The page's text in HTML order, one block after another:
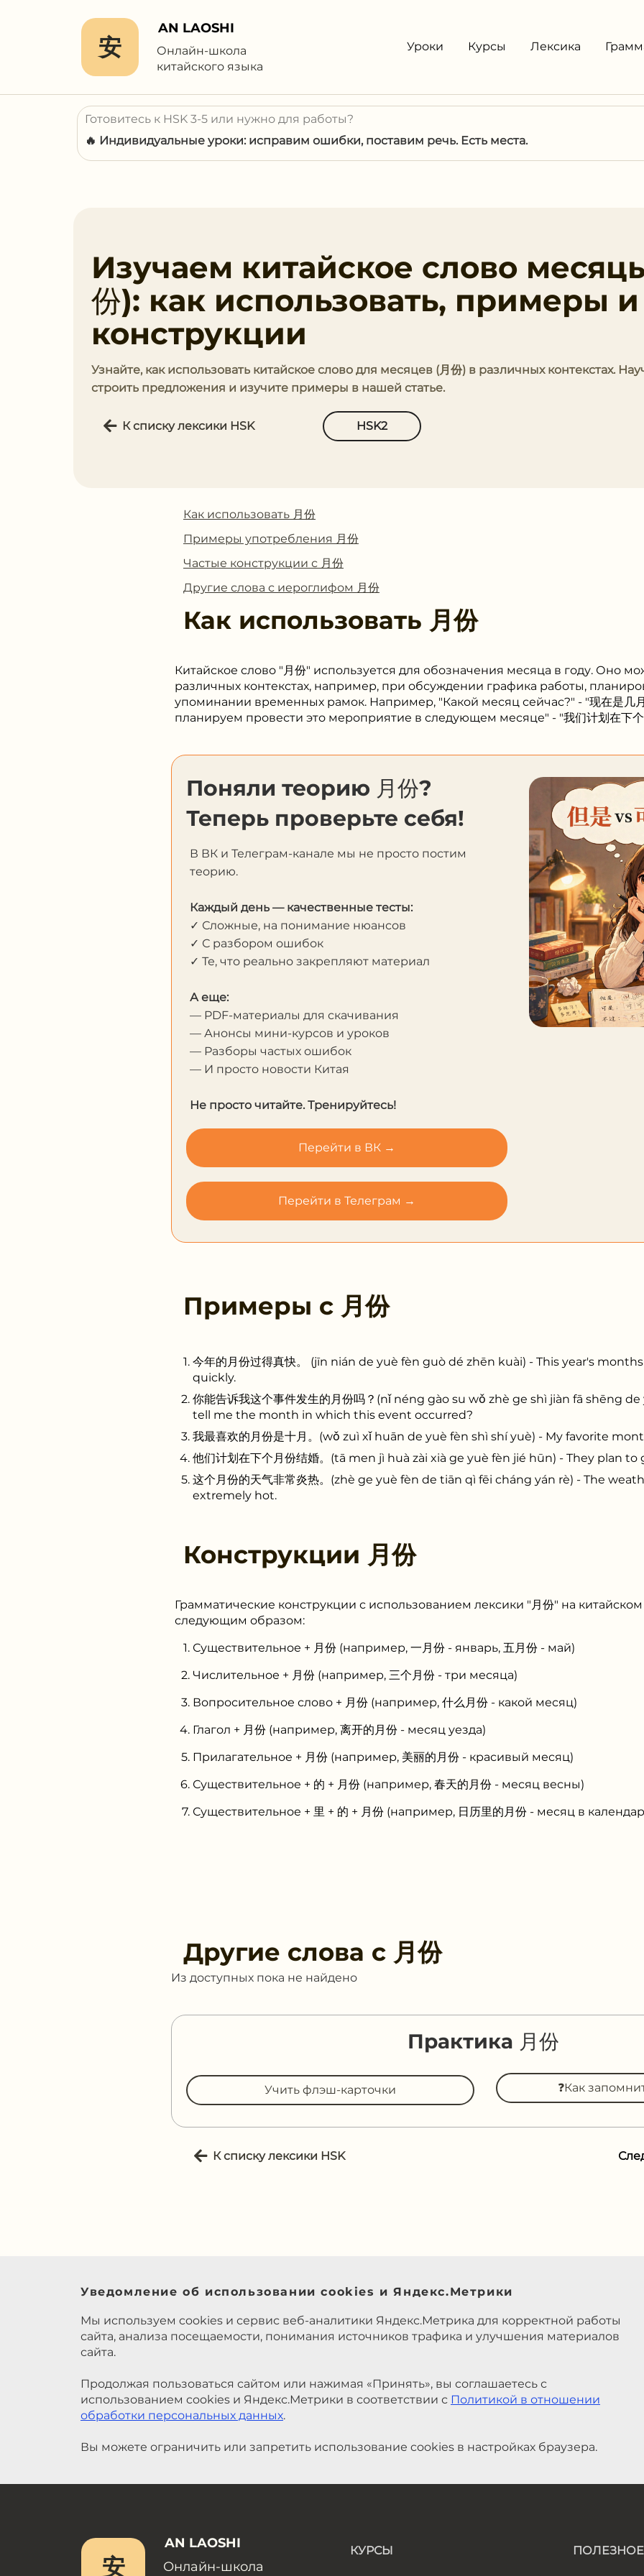
安
AN LAOSHI
Онлайн-школа
китайского языка
Уроки Курсы Лексика
Готовитесь к HSK 3-5 или нужно для работы?
🔥 Индивидуальные уроки: исправим ошибки, поставим речь. Есть места.
Изучаем китайское слово
份): как использовать, примеры и
конструкции
Узнайте, как использовать китайское слово для месяцев (月份) в различных контекстах.
строить предложения и изучите примеры в нашей статье.
К списку лексики HSK HSK2
Как использовать 月份
Примеры употребления 月份
Частые конструкции с 月份
Другие слова с иероглифом 月份
Как использовать 月份
Китайское слово "月份" используется для обозначения месяца в году. Оно
различных контекстах, например, при обсуждении графика работы,
упоминании временных рамок. Например, "Какой месяц сейчас?" - "现在是几
планируем провести это мероприятие в следующем месяце" - "我们计划在下个
Поняли теорию 月份?
Теперь проверьте себя!
В ВК и Телеграм-канале мы не просто постим
теорию.
Каждый день — качественные тесты:
✓ Сложные, на понимание нюансов
✓ С разбором ошибок
✓ Те, что реально закрепляют материал
А еще:
— PDF-материалы для скачивания
— Анонсы мини-курсов и уроков
— Разборы частых ошибок
— И просто новости Китая
Не просто читайте. Тренируйтесь!
Перейти в ВК →
Перейти в Телеграм →
Примеры с 月份
今年的月份过得真快。 (jīn nián de yuè fèn guò dé zhēn kuài) - This year's
quickly.
你能告诉我这个事件发生的月份吗？(nǐ néng gào su wǒ zhè ge shì jiàn fā shēng
tell me the month in which this event occurred?
我最喜欢的月份是十月。(wǒ zuì xǐ huān de yuè fèn shì shí yuè) - My favorite
他们计划在下个月份结婚。(tā men jì huà zài xià ge yuè fèn jié hūn) - They plan
这个月份的天气非常炎热。(zhè ge yuè fèn de tiān qì fēi cháng yán rè) - The
extremely hot.
Конструкции 月份
Грамматические конструкции с использованием лексики "月份" на
следующим образом:
Существительное + 月份 (например, 一月份 - январь, 五月份 - май)
Числительное + 月份 (например, 三个月份 - три месяца)
Вопросительное слово + 月份 (например, 什么月份 - какой месяц)
Глагол + 月份 (например, 离开的月份 - месяц уезда)
Прилагательное + 月份 (например, 美丽的月份 - красивый месяц)
Существительное + 的 + 月份 (например, 春天的月份 - месяц весны)
Существительное + 里 + 的 + 月份 (например, 日历里的月份 - месяц в
Другие слова с 月份
Из доступных пока не найдено
Практика 月份
Учить флэш-карточки ❓Как
К списку лексики HSK
Уведомление об использовании cookies и Яндекс.Метрики
Мы используем cookies и сервис веб-аналитики Яндекс.Метрика для корректной работы
сайта, анализа посещаемости, понимания источников трафика и улучшения материалов
сайта.
Продолжая пользоваться сайтом или нажимая «Принять», вы соглашаетесь с
использованием cookies и Яндекс.Метрики в соответствии с Политикой в отношении
обработки персональных данных.
Вы можете ограничить или запретить использование cookies в настройках браузера.
安
AN LAOSHI
Онлайн-школа
КУРСЫ ПОЛЕЗНОЕ